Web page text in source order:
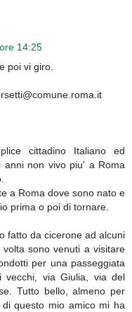
14:25
poi vi giro.
cittadino Italiano ed
anni non vivo piu' a Roma
a Roma dove sono nato e
prima o poi di tornare.
fatto da cicerone ad alcuni
sono venuti a visitare
per una passeggiata
via Giulia, via del
Tutto bello, almeno per
questo mio amico mi ha